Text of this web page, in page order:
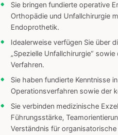
Sie bringen fundierte operative
Orthopädie und Unfallchirurgie
Endoprothetik.
Idealerweise verfügen Sie über
„Spezielle Unfallchirurgie“
Verfahren.
Sie haben fundierte Kenntnisse
Operationsverfahren sowie der
Sie verbinden medizinische
Führungsstärke,
Verständnis für